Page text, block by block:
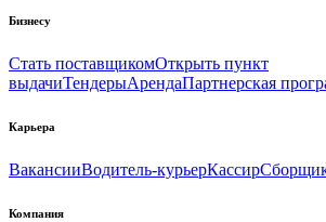
Бизнесу
Стать поставщикомОткрыть пункт
выдачиТендерыАрендаПартнерская
Карьера
ВакансииВодитель-курьерКассир
Компания